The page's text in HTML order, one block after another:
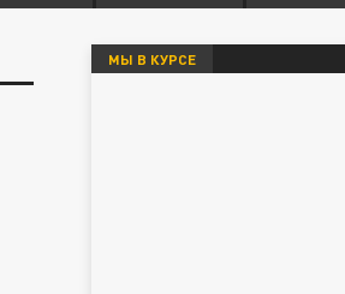
МЫ В КУРСЕ